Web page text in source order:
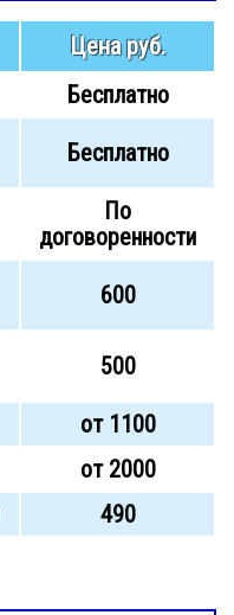
Цена руб.
Бесплатно
Бесплатно
По
договоренности
600
500
от 1100
от 2000
490